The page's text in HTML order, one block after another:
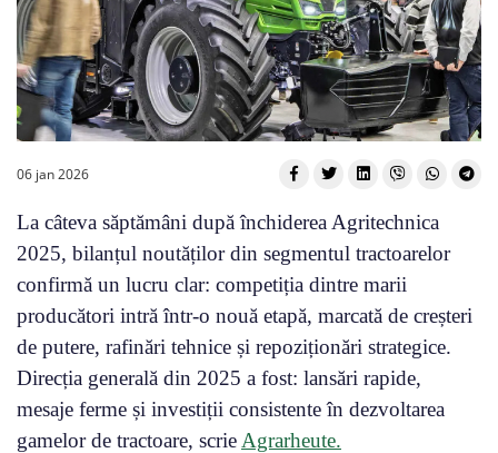
06 jan 2026
La câteva săptămâni după închiderea Agritechnica
2025, bilanțul noutăților din segmentul tractoarelor
confirmă un lucru clar: competiția dintre marii
producători intră într-o nouă etapă, marcată de creșteri
de putere, rafinări tehnice și repoziționări strategice.
Direcția generală din 2025 a fost: lansări rapide,
mesaje ferme și investiții consistente în dezvoltarea
gamelor de tractoare, scrie Agrarheute.